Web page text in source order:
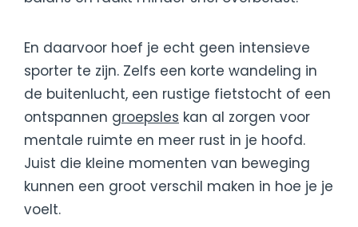
En daarvoor hoef je echt geen intensieve
sporter te zijn. Zelfs een korte wandeling in
de buitenlucht, een rustige fietstocht of een
ontspannen groepsles kan al zorgen voor
mentale ruimte en meer rust in je hoofd.
Juist die kleine momenten van beweging
kunnen een groot verschil maken in hoe je je
voelt.